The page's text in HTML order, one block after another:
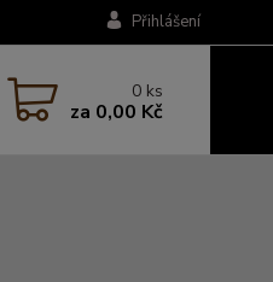
Přihlášení
0 ks
za 0,00 Kč